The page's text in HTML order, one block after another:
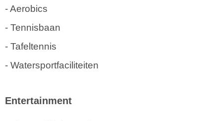
- Aerobics
- Tennisbaan
- Tafeltennis
- Watersportfaciliteiten
Entertainment